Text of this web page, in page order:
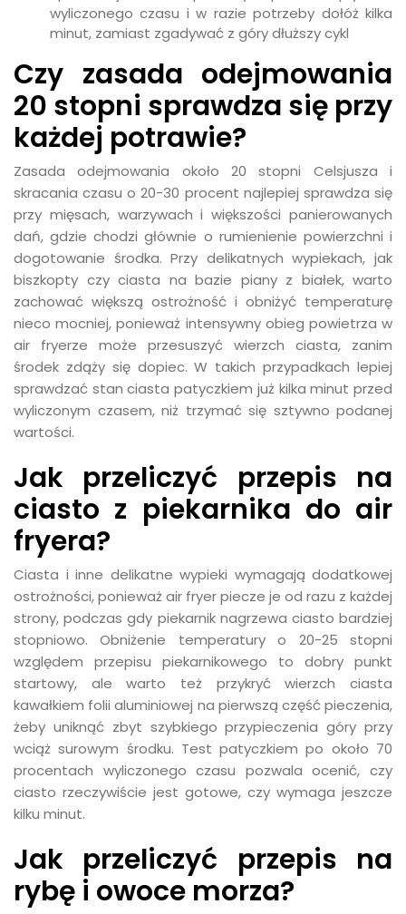
wyliczonego czasu i w razie potrzeby dołóż kilka
minut, zamiast zgadywać z góry dłuższy cykl
Czy zasada odejmowania
20 stopni sprawdza się przy
każdej potrawie?
Zasada odejmowania około 20 stopni Celsjusza i
skracania czasu o 20-30 procent najlepiej sprawdza się
przy mięsach, warzywach i większości panierowanych
dań, gdzie chodzi głównie o rumienienie powierzchni i
dogotowanie środka. Przy delikatnych wypiekach, jak
biszkopty czy ciasta na bazie piany z białek, warto
zachować większą ostrożność i obniżyć temperaturę
nieco mocniej, ponieważ intensywny obieg powietrza w
air fryerze może przesuszyć wierzch ciasta, zanim
środek zdąży się dopiec. W takich przypadkach lepiej
sprawdzać stan ciasta patyczkiem już kilka minut przed
wyliczonym czasem, niż trzymać się sztywno podanej
wartości.
Jak przeliczyć przepis na
ciasto z piekarnika do air
fryera?
Ciasta i inne delikatne wypieki wymagają dodatkowej
ostrożności, ponieważ air fryer piecze je od razu z każdej
strony, podczas gdy piekarnik nagrzewa ciasto bardziej
stopniowo. Obniżenie temperatury o 20-25 stopni
względem przepisu piekarnikowego to dobry punkt
startowy, ale warto też przykryć wierzch ciasta
kawałkiem folii aluminiowej na pierwszą część pieczenia,
żeby uniknąć zbyt szybkiego przypieczenia góry przy
wciąż surowym środku. Test patyczkiem po około 70
procentach wyliczonego czasu pozwala ocenić, czy
ciasto rzeczywiście jest gotowe, czy wymaga jeszcze
kilku minut.
Jak przeliczyć przepis na
rybę i owoce morza?